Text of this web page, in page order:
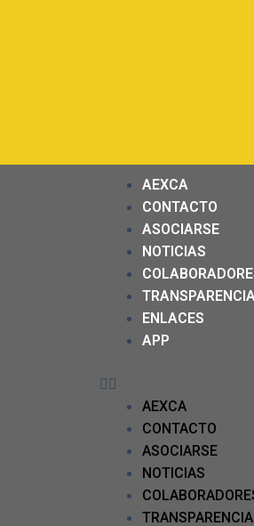
AEXCA
CONTACTO
ASOCIARSE
NOTICIAS
ENLACES
APP
AEXCA
CONTACTO
ASOCIARSE
NOTICIAS
TRANSPARENCIA